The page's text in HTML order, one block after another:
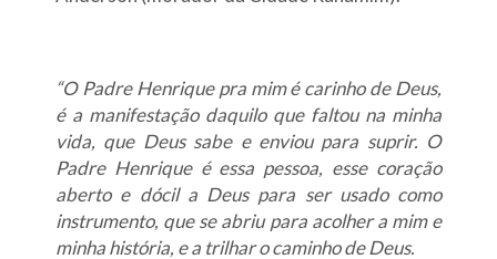
“O Padre Henrique pra mim é carinho de Deus,
é a manifestação daquilo que faltou na minha
vida, que Deus sabe e enviou para suprir. O
Padre Henrique é essa pessoa, esse coração
aberto e dócil a Deus para ser usado como
instrumento, que se abriu para acolher a mim e
minha história, e a trilhar o caminho de Deus.